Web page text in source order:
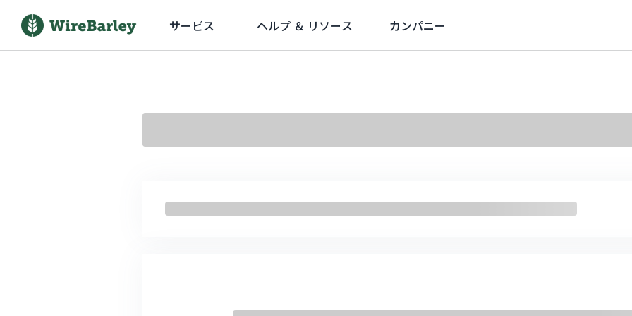
サービス ヘルプ ＆ リソース カンパニー